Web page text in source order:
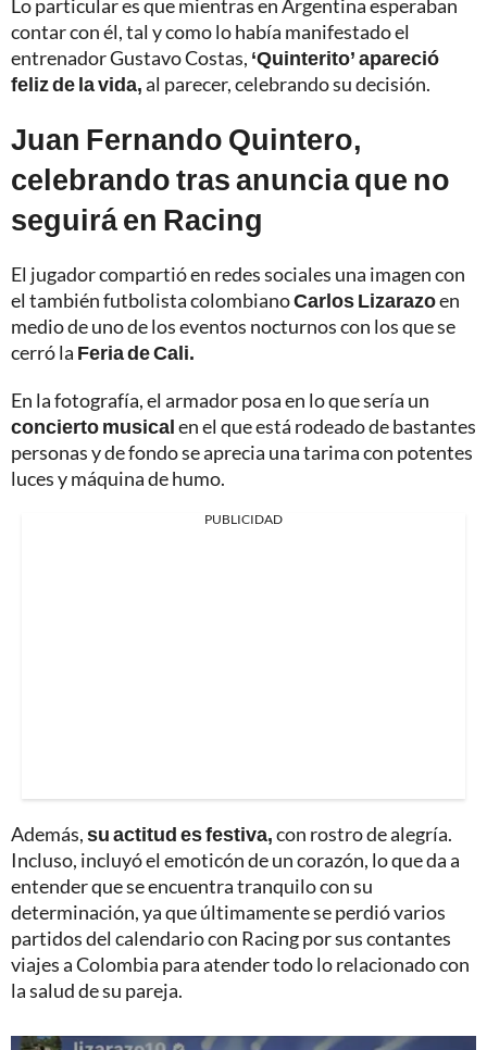
Lo particular es que mientras en Argentina esperaban
contar con él, tal y como lo había manifestado el
entrenador Gustavo Costas, ‘Quinterito’ apareció
feliz de la vida,al parecer, celebrando su decisión.
Juan Fernando Quintero,
celebrando tras anuncia que no
seguirá en Racing
El jugador compartió en redes sociales una imagen con
el también futbolista colombianoCarlos Lizarazoen
medio de uno de los eventos nocturnos con los que se
cerró la Feria de Cali.
En la fotografía, el armador posa en lo que sería un
concierto musicalen el que está rodeado de bastantes
personas y de fondo se aprecia una tarima con potentes
luces y máquina de humo.
PUBLICIDAD
Además,su actitud es festiva,con rostro de alegría.
Incluso, incluyó el emoticón de un corazón, lo que da a
entender que se encuentra tranquilo con su
determinación, ya que últimamente se perdió varios
partidos del calendario con Racing por sus contantes
viajes a Colombia para atender todo lo relacionado con
la salud de su pareja.